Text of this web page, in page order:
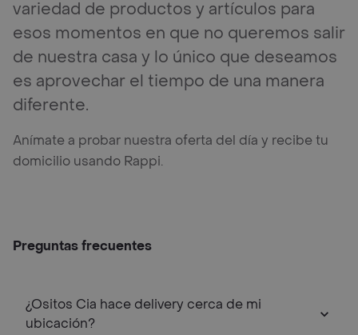
variedad de productos y artículos para
esos momentos en que no queremos salir
de nuestra casa y lo único que deseamos
es aprovechar el tiempo de una manera
diferente.
Anímate a probar nuestra oferta del día y recibe tu
domicilio usando Rappi.
Preguntas frecuentes
¿Ositos Cia hace delivery cerca de mi
ubicación?